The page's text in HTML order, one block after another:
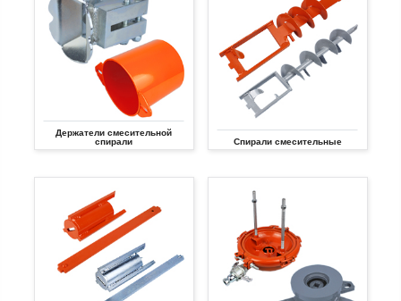
Держатели смесительной
спирали
Спирали смесительные